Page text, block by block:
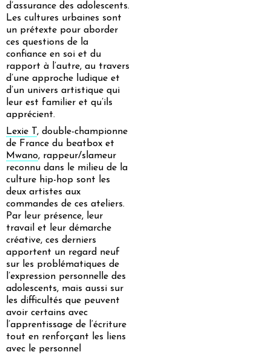
d’assurance des adolescents.
Les cultures urbaines sont
un prétexte pour aborder
ces questions de la
confiance en soi et du
rapport à l’autre, au travers
d’une approche ludique et
d’un univers artistique qui
leur est familier et qu’ils
apprécient.
Lexie T, double-championne
de France du beatbox et
Mwano, rappeur/slameur
reconnu dans le milieu de la
culture hip-hop sont les
deux artistes aux
commandes de ces ateliers.
Par leur présence, leur
travail et leur démarche
créative, ces derniers
apportent un regard neuf
sur les problématiques de
l’expression personnelle des
adolescents, mais aussi sur
les difficultés que peuvent
avoir certains avec
l’apprentissage de l’écriture
tout en renforçant les liens
avec le personnel